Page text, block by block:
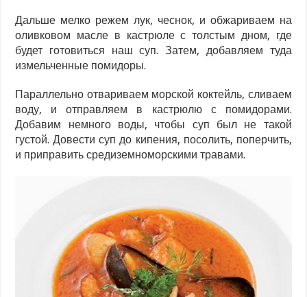
Дальше мелко режем лук, чеснок, и обжариваем на
оливковом масле в кастрюле с толстым дном, где
будет готовиться наш суп. Затем, добавляем туда
измельченные помидоры.
Параллельно отвариваем морской коктейль, сливаем
воду, и отправляем в кастрюлю с помидорами.
Добавим немного воды, чтобы суп был не такой
густой. Довести суп до кипения, посолить, поперчить,
и приправить средиземноморскими травами.